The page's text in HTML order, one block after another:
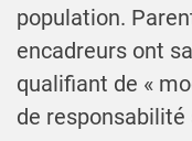
population.
encadreurs ont
qualifiant de «
de responsabilité